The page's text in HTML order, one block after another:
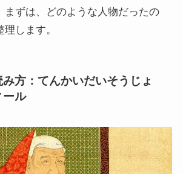
まずは、どのような人物だったの
します。
方：てんかいだいそうじょ
ール